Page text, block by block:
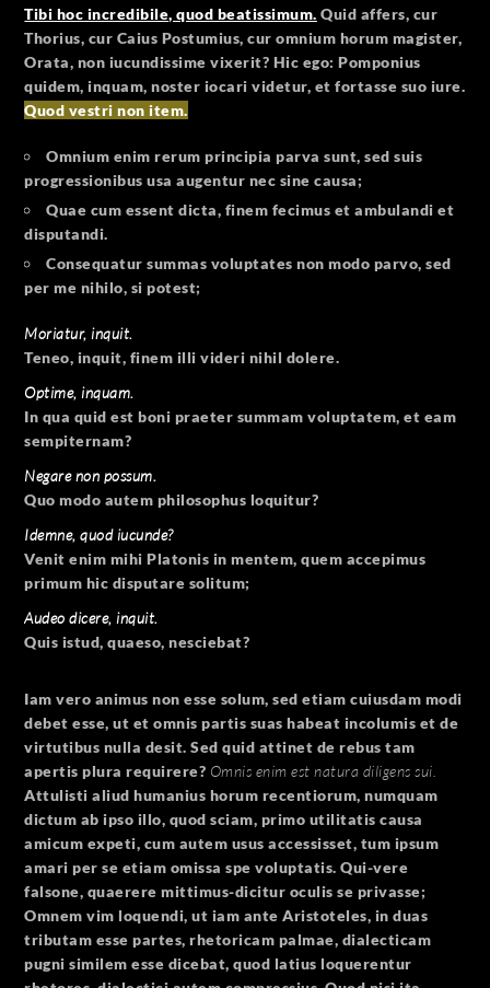
Tibi hoc incredibile, quod beatissimum. Quid affers, cur
Thorius, cur Caius Postumius, cur omnium horum magister,
Orata, non iucundissime vixerit? Hic ego: Pomponius
quidem, inquam, noster iocari videtur, et fortasse suo iure.
Quod vestri non item.
Omnium enim rerum principia parva sunt, sed suis
progressionibus usa augentur nec sine causa;
Quae cum essent dicta, finem fecimus et ambulandi et
disputandi.
Consequatur summas voluptates non modo parvo, sed
per me nihilo, si potest;
Moriatur, inquit.
Teneo, inquit, finem illi videri nihil dolere.
Optime, inquam.
In qua quid est boni praeter summam voluptatem, et eam
sempiternam?
Negare non possum.
Quo modo autem philosophus loquitur?
Idemne, quod iucunde?
Venit enim mihi Platonis in mentem, quem accepimus
primum hic disputare solitum;
Audeo dicere, inquit.
Quis istud, quaeso, nesciebat?
Iam vero animus non esse solum, sed etiam cuiusdam modi
debet esse, ut et omnis partis suas habeat incolumis et de
virtutibus nulla desit. Sed quid attinet de rebus tam
apertis plura requirere? Omnis enim est natura diligens sui.
Attulisti aliud humanius horum recentiorum, numquam
dictum ab ipso illo, quod sciam, primo utilitatis causa
amicum expeti, cum autem usus accessisset, tum ipsum
amari per se etiam omissa spe voluptatis. Qui-vere
falsone, quaerere mittimus-dicitur oculis se privasse;
Omnem vim loquendi, ut iam ante Aristoteles, in duas
tributam esse partes, rhetoricam palmae, dialecticam
pugni similem esse dicebat, quod latius loquerentur